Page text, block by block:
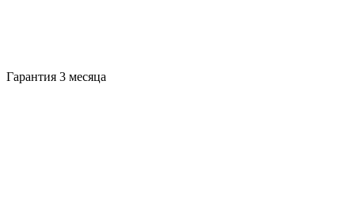
Гарантия 3 месяца